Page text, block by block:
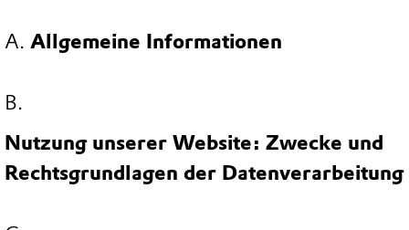
Allgemeine Informationen
Nutzung unserer Website: Zwecke und
Rechtsgrundlagen der Datenverarbeitung